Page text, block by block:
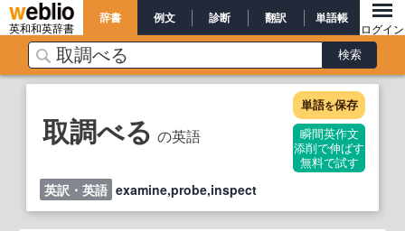
英和和英辞書
辞書 例文 診断 翻訳 単語帳
ログイン
取調べる の英語
単語を保存
瞬間英作文
添削で伸ばす
無料で試す
英訳・英語 examine,probe,inspect